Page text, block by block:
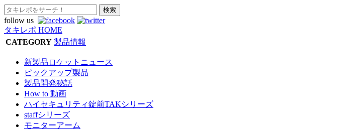
follow us
タキレポ HOME
CATEGORY 製品情報
新製品ロケットニュース
ピックアップ製品
製品開発秘話
How to 動画
ハイセキュリティ錠前TAKシリーズ
staffシリーズ
モニターアーム